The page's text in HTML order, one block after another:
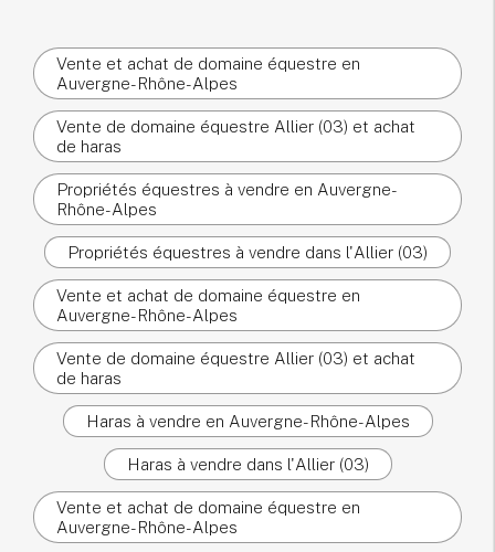
Vente et achat de domaine équestre en
Auvergne-Rhône-Alpes
Vente de domaine équestre Allier (03) et achat
de haras
Propriétés équestres à vendre en Auvergne-
Rhône-Alpes
Propriétés équestres à vendre dans l'Allier (03)
Vente et achat de domaine équestre en
Auvergne-Rhône-Alpes
Vente de domaine équestre Allier (03) et achat
de haras
Haras à vendre en Auvergne-Rhône-Alpes
Haras à vendre dans l'Allier (03)
Vente et achat de domaine équestre en
Auvergne-Rhône-Alpes